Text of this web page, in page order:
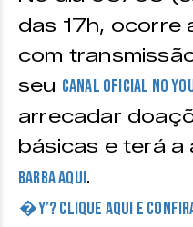
das 17h, ocorre
com
seu canal oficial no
arrecadar
básicas e terá
Barba Aqui.
�Y’? CLIQUE AQUI E